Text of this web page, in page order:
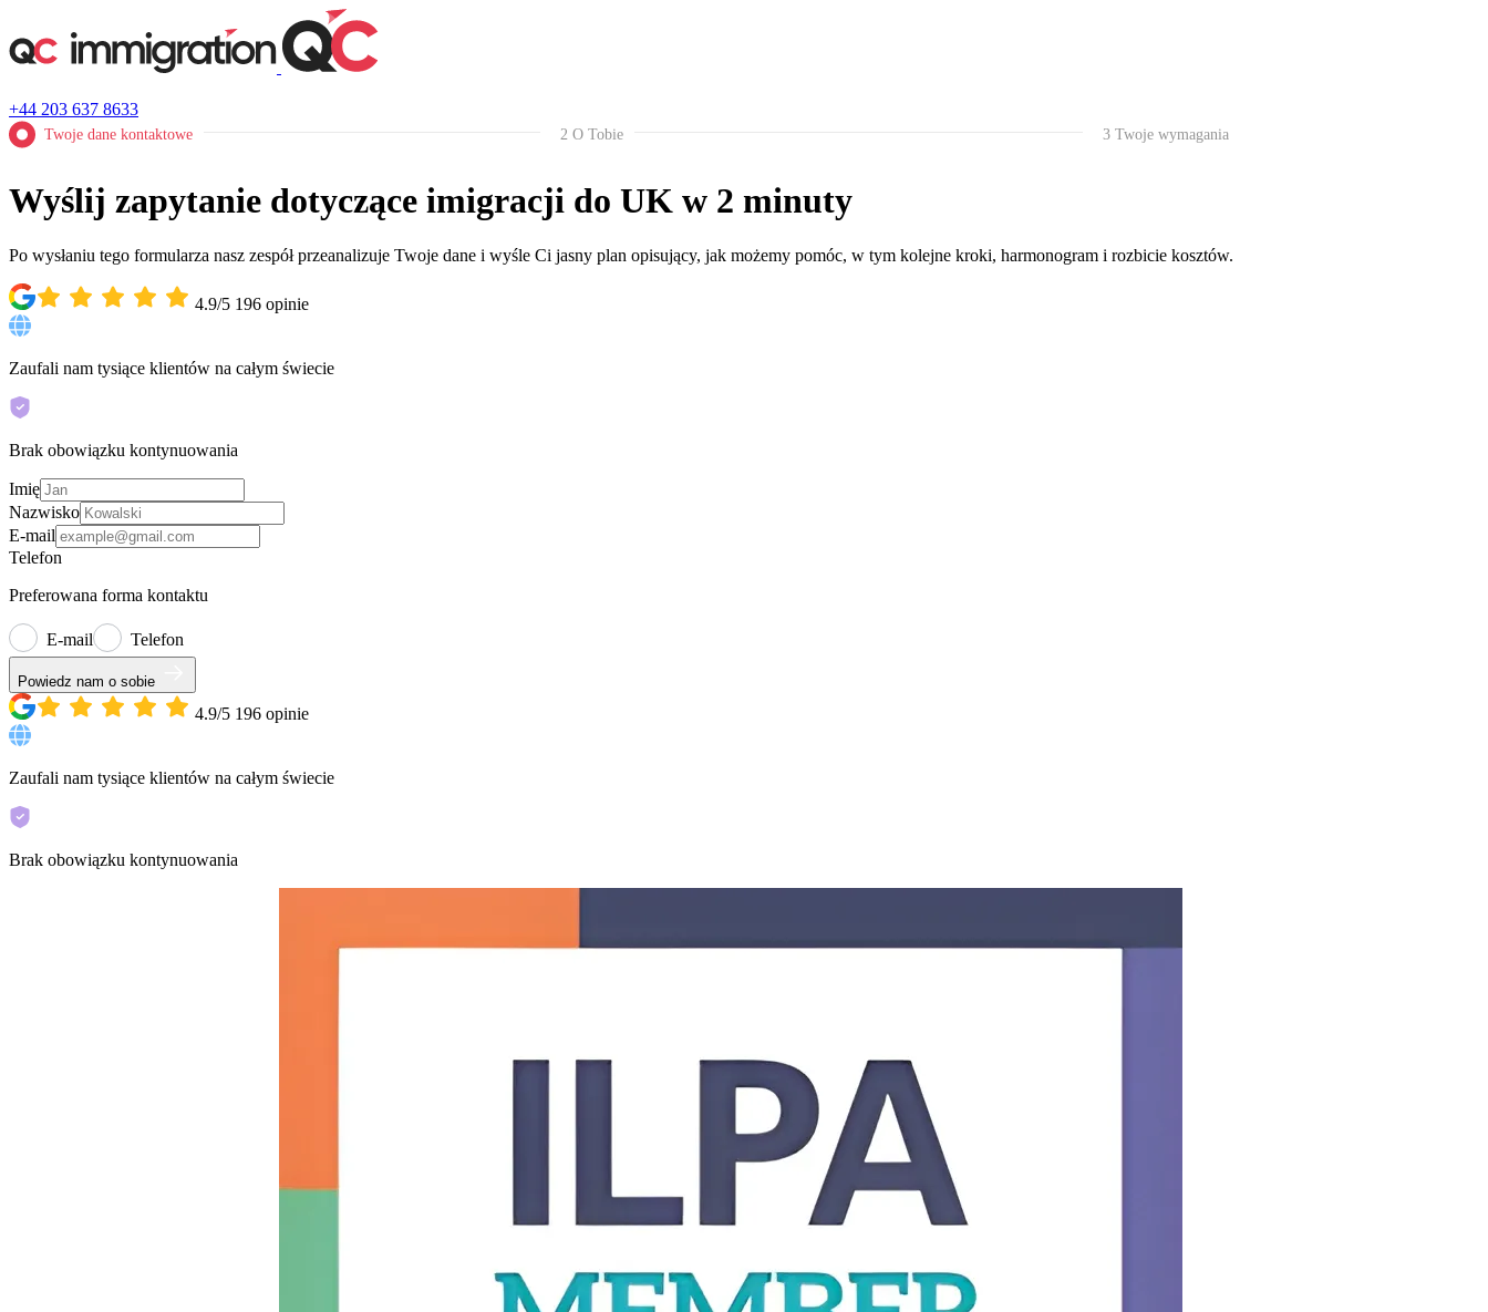
+44 203 637 8633
Twoje dane kontaktowe 2 O Tobie 3 Twoje wymagania
Wyślij zapytanie dotyczące imigracji do UK w 2 minuty
Po wysłaniu tego formularza nasz zespół przeanalizuje Twoje dane i wyśle Ci jasny plan opisujący, jak możemy pomóc, w tym kolejne kroki, harmonogram i rozbicie kosztów.
4.9/5 196 opinie
Zaufali nam tysiące klientów na całym świecie
Brak obowiązku kontynuowania
Imię
Nazwisko
E-mail
Telefon
Preferowana forma kontaktu
E-mail Telefon
Powiedz nam o sobie
4.9/5 196 opinie
Zaufali nam tysiące klientów na całym świecie
Brak obowiązku kontynuowania